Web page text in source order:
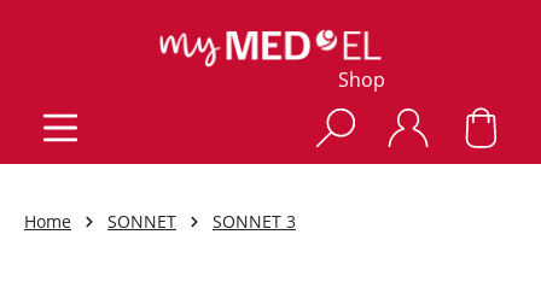
Shop
Home SONNET SONNET 3